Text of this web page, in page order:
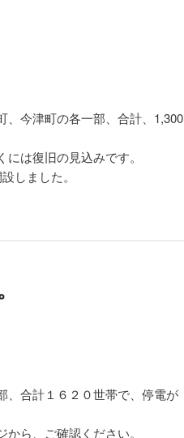
、今津町の各一部、合計、1,300
は復旧の見込みです。
しました。
、合計１６２０世帯で、停電が
ら、ご確認ください。